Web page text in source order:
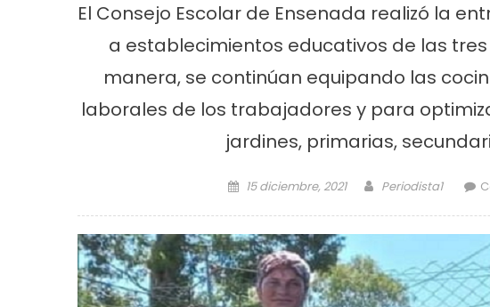
El Consejo Escolar de Ensenada realizó la
a establecimientos educativos de las
manera, se continúan equipando las
laborales de los trabajadores y para
jardines, primarias,
Posted on
15 diciembre, 2021 Author
Periodista1